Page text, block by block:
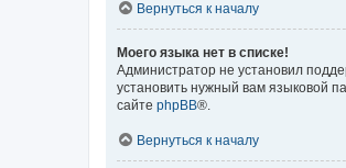
Вернуться к началу
Моего языка нет в списке!
Администратор не установил
установить нужный вам языковой
сайте phpBB®.
Вернуться к началу